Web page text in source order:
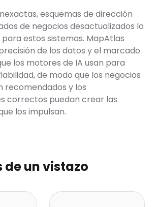
esquemas de dirección
de negocios desactualizados lo
estos sistemas. MapAtlas
de los datos y el marcado
los motores de IA usan para
de modo que los negocios
recomendados y los
correctos puedan crear las
los impulsan.
de un vistazo